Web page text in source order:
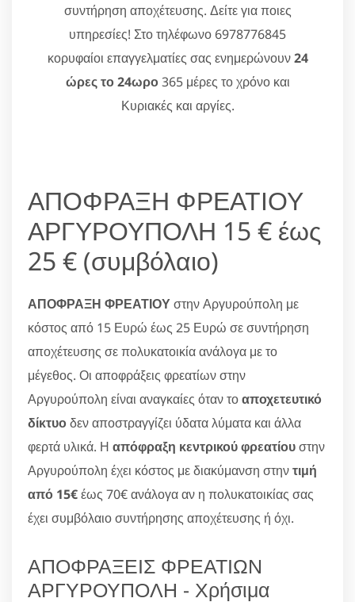
συντήρηση αποχέτευσης. Δείτε για ποιες
υπηρεσίες! Στο τηλέφωνο 6978776845
κορυφαίοι επαγγελματίες σας ενημερώνουν24
ώρες το 24ωρο365 μέρες το χρόνο και
Κυριακές και αργίες.
ΑΠΟΦΡΑΞΗ ΦΡΕΑΤΙΟΥ
ΑΡΓΥΡΟΥΠΟΛΗ 15 € έως
25 € (συμβόλαιο)
ΑΠΟΦΡΑΞΗ ΦΡΕΑΤΙΟΥστην Αργυρούπολη με
κόστος από 15 Ευρώ έως 25 Ευρώ σε συντήρηση
αποχέτευσης σε πολυκατοικία ανάλογα με το
μέγεθος. Οι αποφράξεις φρεατίων στην
Αργυρούπολη είναι αναγκαίες όταν τοαποχετευτικό
δίκτυοδεν αποστραγγίζει ύδατα λύματα και άλλα
φερτά υλικά. Η απόφραξη κεντρικού φρεατίουστην
Αργυρούπολη έχει κόστος με διακύμανση στηντιμή
από 15€έως 70€ ανάλογα αν η πολυκατοικίας σας
έχει συμβόλαιο συντήρησης αποχέτευσης ή όχι.
ΑΠΟΦΡΑΞΕΙΣ ΦΡΕΑΤΙΩΝ
ΑΡΓΥΡΟΥΠΟΛΗ - Χρήσιμα